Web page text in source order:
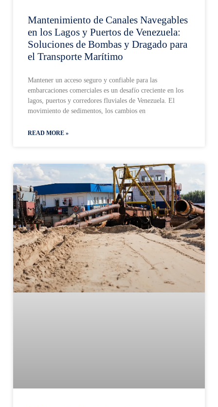
Mantenimiento de Canales Navegables
en los Lagos y Puertos de Venezuela:
Soluciones de Bombas y Dragado para
el Transporte Marítimo
Mantener un acceso seguro y confiable para las
embarcaciones comerciales es un desafío creciente en los
lagos, puertos y corredores fluviales de Venezuela. El
movimiento de sedimentos, los cambios en
READ MORE »